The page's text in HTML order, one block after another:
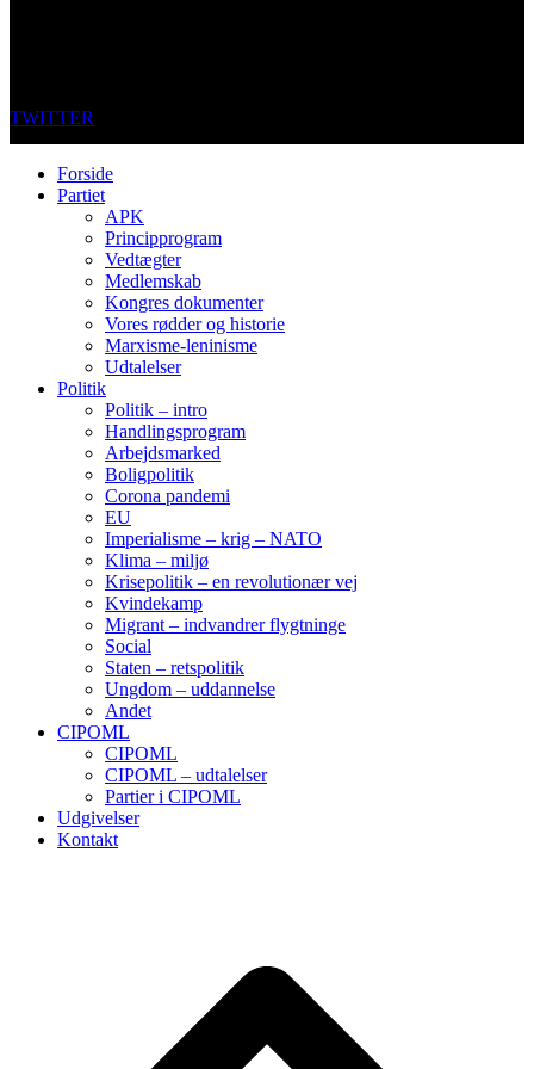
TWITTER
Forside
Partiet
APK
Principprogram
Vedtægter
Medlemskab
Kongres dokumenter
Vores rødder og historie
Marxisme-leninisme
Udtalelser
Politik
Politik – intro
Handlingsprogram
Arbejdsmarked
Boligpolitik
Corona pandemi
EU
Imperialisme – krig – NATO
Klima – miljø
Krisepolitik – en revolutionær vej
Kvindekamp
Migrant – indvandrer flygtninge
Social
Staten – retspolitik
Ungdom – uddannelse
Andet
CIPOML
CIPOML
CIPOML – udtalelser
Partier i CIPOML
Udgivelser
Kontakt